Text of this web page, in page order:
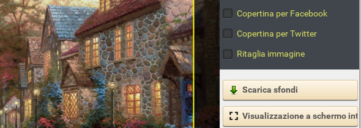
Copertina per Facebook
Copertina per Twitter
Ritaglia immagine
Scarica sfondi
Visualizzazione a schermo